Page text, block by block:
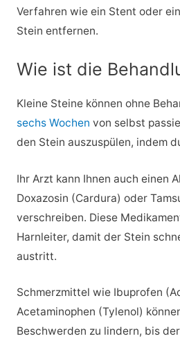
Verfahren wie ein Stent oder
Stein entfernen.
Wie ist die
Kleine Steine können ohne
sechs Wochen von selbst
den Stein auszuspülen, indem
Ihr Arzt kann Ihnen auch einen
Doxazosin (Cardura) oder
verschreiben. Diese
Harnleiter, damit der Stein
austritt.
Schmerzmittel wie Ibuprofen
Acetaminophen (Tylenol)
Beschwerden zu lindern, bis